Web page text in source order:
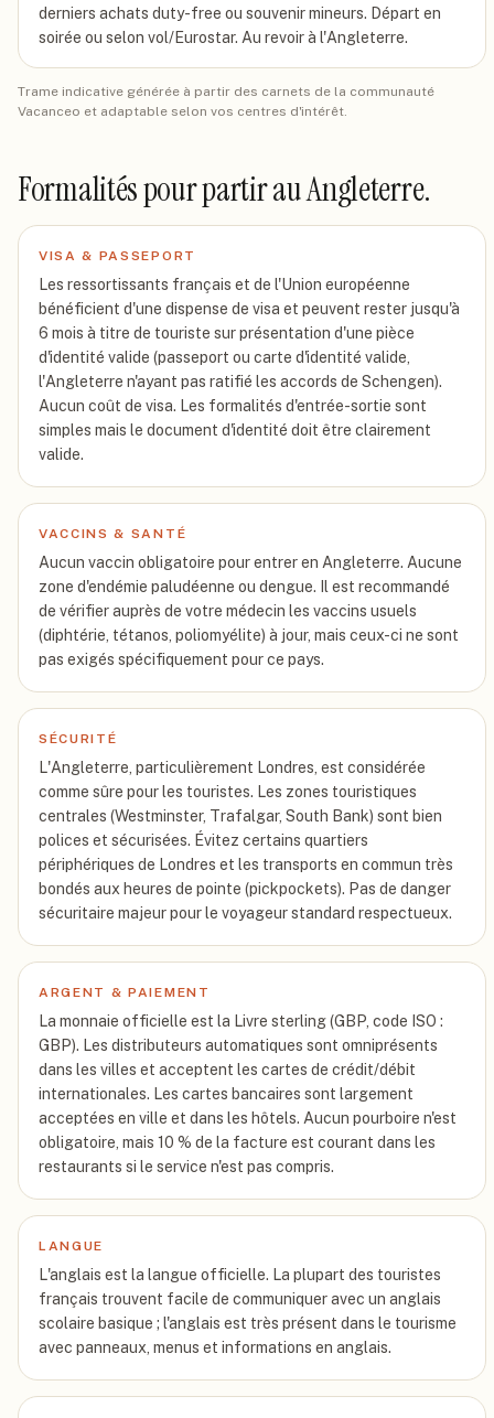
derniers achats duty-free ou souvenir mineurs. Départ en
soirée ou selon vol/Eurostar. Au revoir à l'Angleterre.
Trame indicative générée à partir des carnets de la communauté
Vacanceo et adaptable selon vos centres d'intérêt.
Formalités pour partirau Angleterre.
VISA & PASSEPORT
Les ressortissants français et de l'Union européenne
bénéficient d'une dispense de visa et peuvent rester jusqu'à
6 mois à titre de touriste sur présentation d'une pièce
d'identité valide (passeport ou carte d'identité valide,
l'Angleterre n'ayant pas ratifié les accords de Schengen).
Aucun coût de visa. Les formalités d'entrée-sortie sont
simples mais le document d'identité doit être clairement
valide.
VACCINS & SANTÉ
Aucun vaccin obligatoire pour entrer en Angleterre. Aucune
zone d'endémie paludéenne ou dengue. Il est recommandé
de vérifier auprès de votre médecin les vaccins usuels
(diphtérie, tétanos, poliomyélite) à jour, mais ceux-ci ne sont
pas exigés spécifiquement pour ce pays.
SÉCURITÉ
L'Angleterre, particulièrement Londres, est considérée
comme sûre pour les touristes. Les zones touristiques
centrales (Westminster, Trafalgar, South Bank) sont bien
polices et sécurisées. Évitez certains quartiers
périphériques de Londres et les transports en commun très
bondés aux heures de pointe (pickpockets). Pas de danger
sécuritaire majeur pour le voyageur standard respectueux.
ARGENT & PAIEMENT
La monnaie officielle est la Livre sterling (GBP, code ISO :
GBP). Les distributeurs automatiques sont omniprésents
dans les villes et acceptent les cartes de crédit/débit
internationales. Les cartes bancaires sont largement
acceptées en ville et dans les hôtels. Aucun pourboire n'est
obligatoire, mais 10 % de la facture est courant dans les
restaurants si le service n'est pas compris.
LANGUE
L'anglais est la langue officielle. La plupart des touristes
français trouvent facile de communiquer avec un anglais
scolaire basique ; l'anglais est très présent dans le tourisme
avec panneaux, menus et informations en anglais.